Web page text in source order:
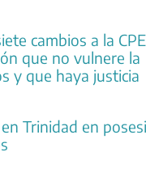
cambios a la CPE
que no vulnere la
y que haya justicia
Trinidad en